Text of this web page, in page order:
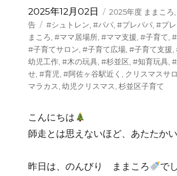
投
稿
日:
2025年12月02日
カ
テ
ゴ
リ
ー
2025年度 ままころ
告
タ
グ
#シュトレン #パパ, #プレパパ, #プ
まころ #ママ居場所, #ママ支援 #子育て
#子育てサロン #子育て広場, #子育て支援
幼児工作, #木の玩具, #杉並区 #知育玩具,
せ, #育児 #阿佐ヶ谷駅近く クリスマスサ
マラカス 幼児クリスマス 杉並区子育て
こんにちは
師走とは思えないほど、あたたか
昨日は、のんびり ままころ
で